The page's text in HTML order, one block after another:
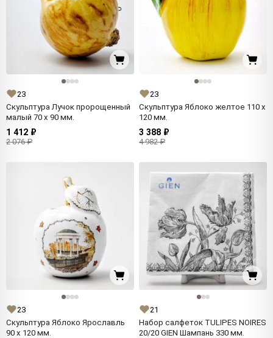
23
Скульптура Лучок пророщенный
малый 70 x 90 мм.
1 412 ₽
2 076 ₽
23
Скульптура Яблоко желтое 110 x
120 мм.
3 388 ₽
4 982 ₽
23
Скульптура Яблоко Ярославль
90 x 120 мм.
21
Набор салфеток TULIPES NOIRES
20/20 GIEN Шампань 330 мм.